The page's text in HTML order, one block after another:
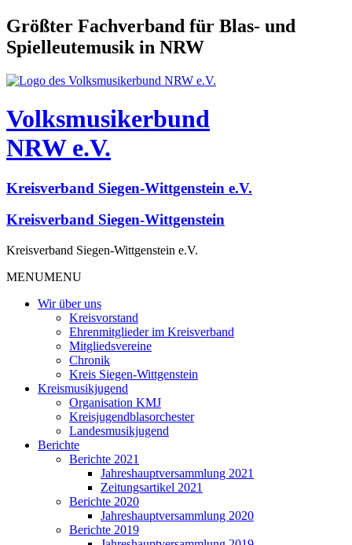
Größter Fachverband für Blas- und
Spielleutemusik in NRW
Volksmusikerbund
NRW e.V.
Kreisverband Siegen-Wittgenstein e.V.
Kreisverband Siegen-Wittgenstein
Kreisverband Siegen-Wittgenstein e.V.
MENUMENU
Wir über uns
Kreisvorstand
Ehrenmitglieder im Kreisverband
Mitgliedsvereine
Chronik
Kreis Siegen-Wittgenstein
Kreismusikjugend
Organisation KMJ
Kreisjugendblasorchester
Landesmusikjugend
Berichte
Berichte 2021
Jahreshauptversammlung 2021
Zeitungsartikel 2021
Berichte 2020
Jahreshauptversammlung 2020
Berichte 2019